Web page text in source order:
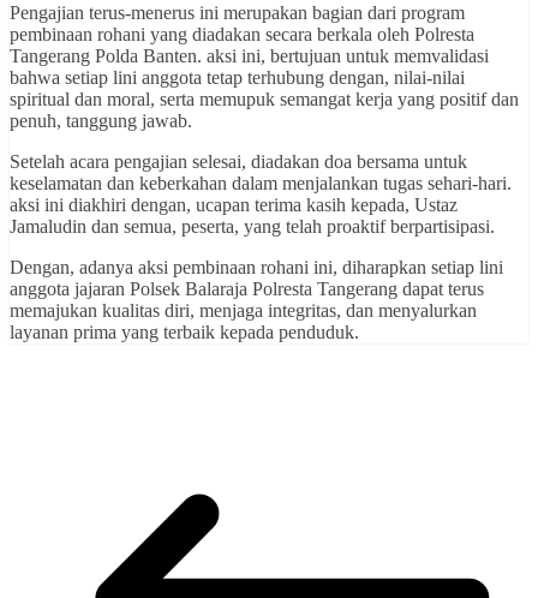
Pengajian terus-menerus ini merupakan bagian dari program
pembinaan rohani yang diadakan secara berkala oleh Polresta
Tangerang Polda Banten. aksi ini, bertujuan untuk memvalidasi
bahwa setiap lini anggota tetap terhubung dengan, nilai-nilai
spiritual dan moral, serta memupuk semangat kerja yang positif dan
penuh, tanggung jawab.
Setelah acara pengajian selesai, diadakan doa bersama untuk
keselamatan dan keberkahan dalam menjalankan tugas sehari-hari.
aksi ini diakhiri dengan, ucapan terima kasih kepada, Ustaz
Jamaludin dan semua, peserta, yang telah proaktif berpartisipasi.
Dengan, adanya aksi pembinaan rohani ini, diharapkan setiap lini
anggota jajaran Polsek Balaraja Polresta Tangerang dapat terus
memajukan kualitas diri, menjaga integritas, dan menyalurkan
layanan prima yang terbaik kepada penduduk.